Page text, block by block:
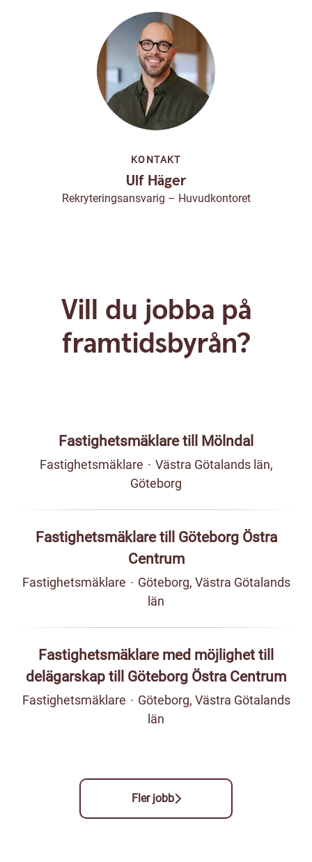
KONTAKT
Ulf Häger
Rekryteringsansvarig – Huvudkontoret
Vill du jobba på
framtidsbyrån?
Fastighetsmäklare till Mölndal
Fastighetsmäklare · Västra Götalands län,
Göteborg
Fastighetsmäklare till Göteborg Östra
Centrum
Fastighetsmäklare · Göteborg, Västra Götalands
län
Fastighetsmäklare med möjlighet till
delägarskap till Göteborg Östra Centrum
Fastighetsmäklare · Göteborg, Västra Götalands
län
Fler jobb